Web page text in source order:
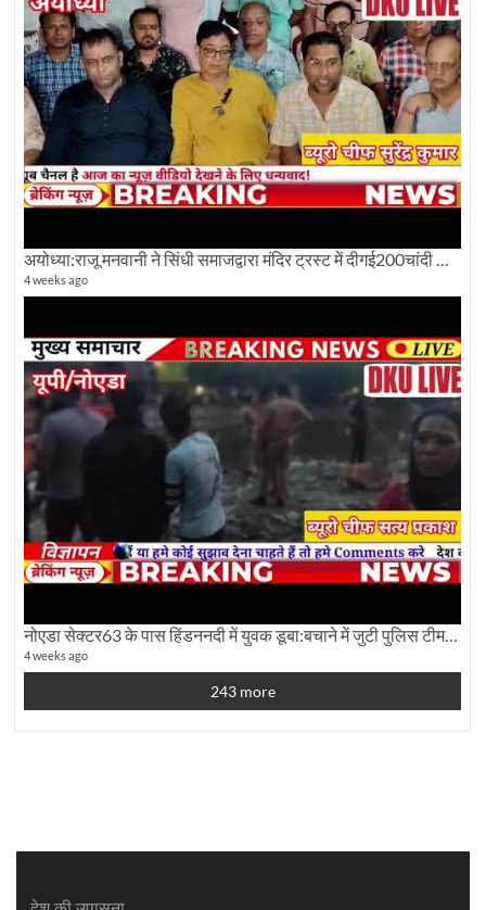
अयोध्या:राजू मनवानी ने सिंधी समाजद्वारा मंदिर ट्रस्ट में दीगई200चांदी की ईंटों पर सवाल का किया विरोध
4 weeks ago
नोएडा सेक्टर63 के पास हिंडननदी में युवक डूबा:बचाने में जुटी पुलिस टीम: देखिए पूरी ग्राउंड रिपोर्टिंग
4 weeks ago
243 more